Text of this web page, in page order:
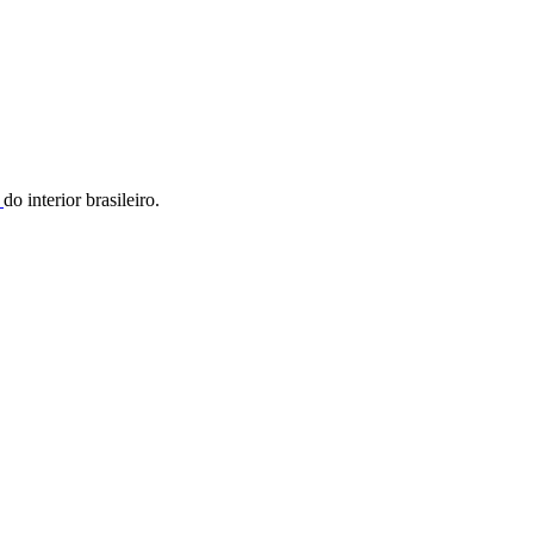
do interior brasileiro.